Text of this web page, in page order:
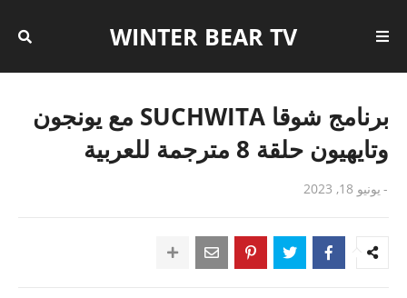
WINTER BEAR TV
برنامج شوقا SUCHWITA مع يونجون
وتايهيون حلقة 8 مترجمة للعربية
- يونيو 18, 2023